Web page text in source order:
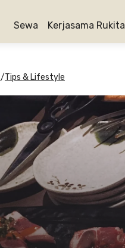
Sewa Kerjasama Rukita
/Tips & Lifestyle